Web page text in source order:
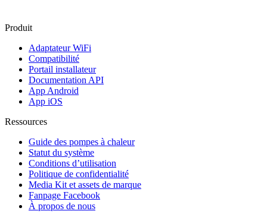
Produit
Adaptateur WiFi
Compatibilité
Portail installateur
Documentation API
App Android
App iOS
Ressources
Guide des pompes à chaleur
Statut du système
Conditions d’utilisation
Politique de confidentialité
Media Kit et assets de marque
Fanpage Facebook
À propos de nous